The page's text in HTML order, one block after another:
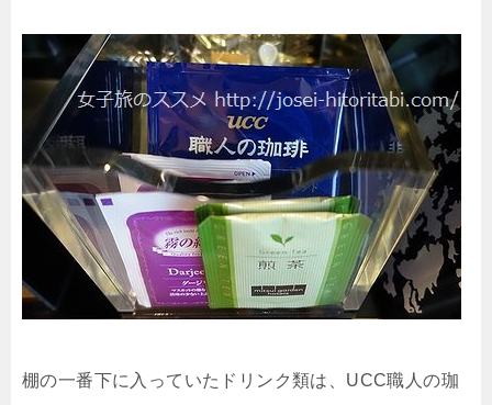
棚の一番下に入っていたドリンク類は、UCC職人の珈